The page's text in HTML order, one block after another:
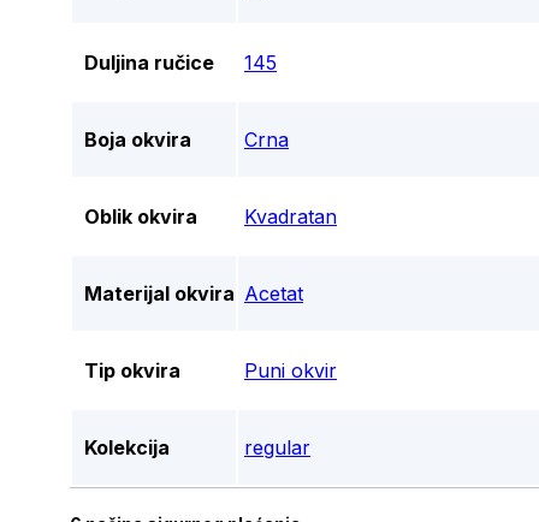
Duljina ručice 145
Boja okvira Crna
Oblik okvira Kvadratan
Materijal okvira Acetat
Tip okvira Puni okvir
Kolekcija regular